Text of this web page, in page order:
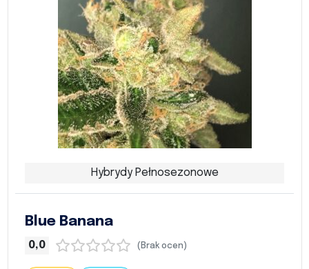
Hybrydy Pełnosezonowe
Blue Banana
0,0 (Brak ocen)